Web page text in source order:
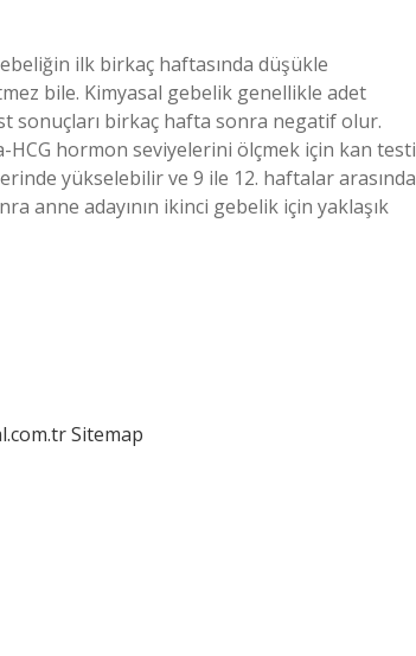
ilk birkaç haftasında düşükle
bile. Kimyasal gebelik genellikle adet
sonuçları birkaç hafta sonra negatif olur.
hormon seviyelerini ölçmek için kan testi
yükselebilir ve 9 ile 12. haftalar arasında
anne adayının ikinci gebelik için yaklaşık
Sitemap